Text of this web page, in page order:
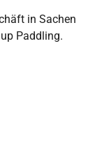
in Sachen
Paddling.